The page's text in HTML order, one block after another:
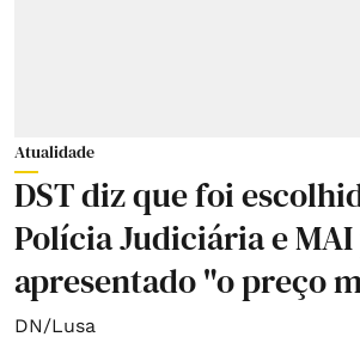
Atualidade
DST diz que foi
Polícia Judiciária e
apresentado "o preço
DN/Lusa